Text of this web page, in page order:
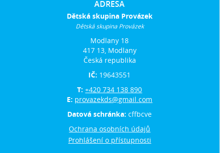
ADRESA
Dětská skupina Provázek
Dětská skupina Provázek
Modlany 18
417 13, Modlany
Česká republika
IČ: 19643551
T:+420 734 138 890
E: provazekds@gmail.com
Datová schránka:cffbcve
Ochrana osobních údajů
Prohlášení o přístupnosti